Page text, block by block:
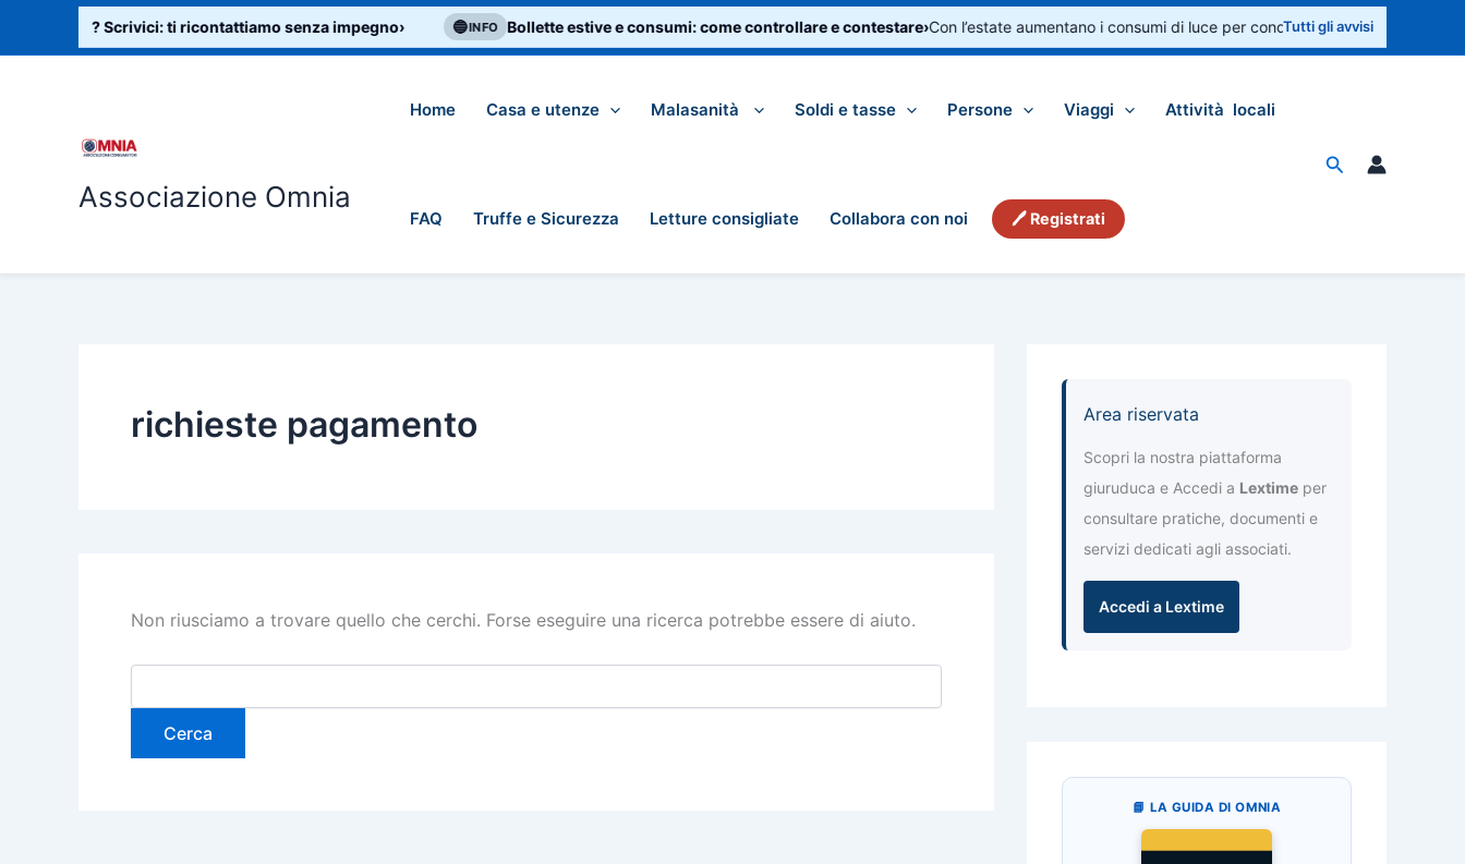
di aiuto? Scrivici: ti ricontattiamo senza impegno› 🔵INFO Bollette estive e consumi: come controllare e contestare›Con l’estate aumentano i consumi di luce per condizionatori e ventilatori.
Tutti gli avvisi
Associazione Omnia
Home Casa e utenze Malasanità Soldi e tasse Persone Viaggi Attività locali
FAQ Truffe e Sicurezza Letture consigliate Collabora con noi 🖊 Registrati
Cerca
richieste pagamento
Non riusciamo a trovare quello che cerchi. Forse eseguire una ricerca potrebbe essere di aiuto.
Cerca:
Area riservata
Scopri la nostra piattaforma
giuruduca e Accedi a Lextime per
consultare pratiche, documenti e
servizi dedicati agli associati.
Accedi a Lextime
📘 LA GUIDA DI OMNIA